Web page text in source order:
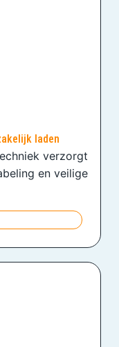
laden
verzorgt
en veilige